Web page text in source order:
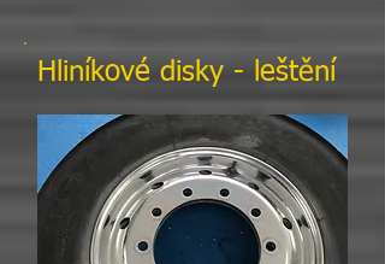
Hliníkové disky - leštění